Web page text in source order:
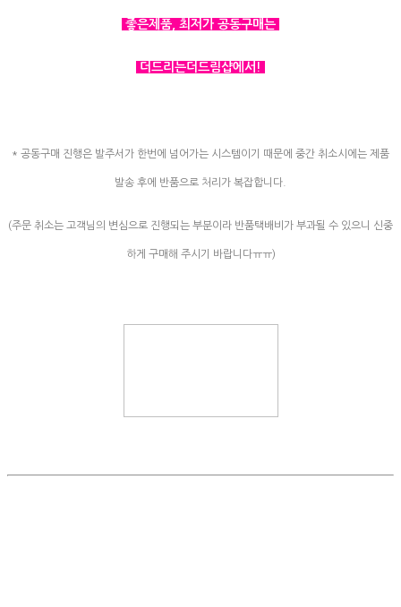
좋은제품, 최저가 공동구매는
더드리는더드림샵에서!
* 공동구매 진행은 발주서가 한번에 넘어가는 시스템이기 때문에 중간 취소시에는 제품
발송 후에 반품으로 처리가 복잡합니다.
(주문 취소는 고객님의 변심으로 진행되는 부분이라 반품택배비가 부과될 수 있으니 신중
하게 구매해 주시기 바랍니다ㅠㅠ)